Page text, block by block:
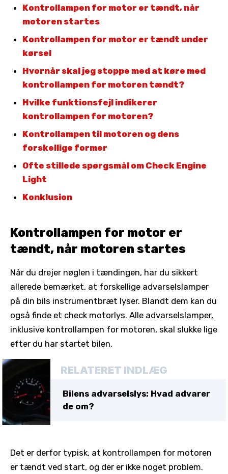
Kontrollampen for motor er tændt, når
motoren startes
Kontrollampen for motor er tændt under
kørsel
Hvornår skal jeg stoppe med at køre med
kontrollampen for motoren tændt?
Hvilke funktionsfejl indikerer
kontrollampen for motoren?
Kontrollampen til motoren og dens
forskellige former
Ofte stillede spørgsmål om Check Engine
Light
Konklusion
Kontrollampen for motor er
tændt, når motoren startes
Når du drejer nøglen i tændingen, har du sikkert
allerede bemærket, at forskellige advarselslamper
på din bils instrumentbræt lyser. Blandt dem kan du
også finde et check motorlys. Alle advarselslamper,
inklusive kontrollampen for motoren, skal slukke lige
efter du har startet bilen.
RELATERET INDLÆG
Bilens advarselslys: Hvad advarer
de om?
Det er derfor typisk, at kontrollampen for motoren
er tændt ved start, og der er ikke noget problem.